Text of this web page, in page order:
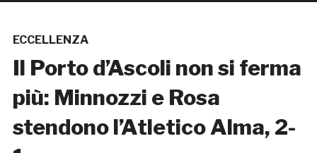
ECCELLENZA
Il Porto d’Ascoli non si ferma
più: Minnozzi e Rosa
stendono l’Atletico Alma, 2-